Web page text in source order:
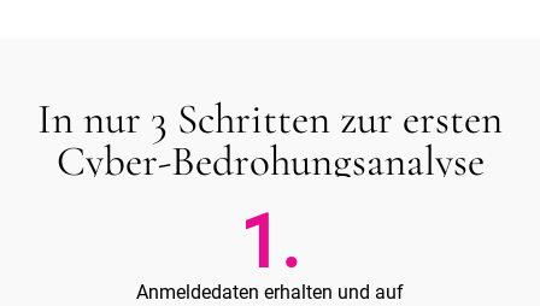
In nur 3 Schritten zur ersten
Cyber-Bedrohungsanalyse
1.
Anmeldedaten erhalten und auf